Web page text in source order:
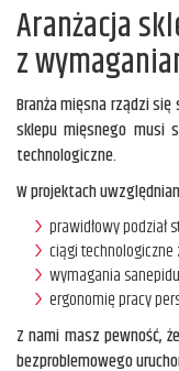
Aranżacja
z
Branża mięsna rządzi
sklepu mięsnego musi
technologiczne.
W projektach
prawidłowy podział
ciągi technologiczne
wymagania
ergonomię pracy
Z nami masz pewność,
bezproblemowego